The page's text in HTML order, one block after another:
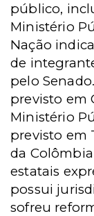
público,
Ministério
Nação
de
pelo
previsto em
Ministério
previsto em
da
estatais
possui
sofreu